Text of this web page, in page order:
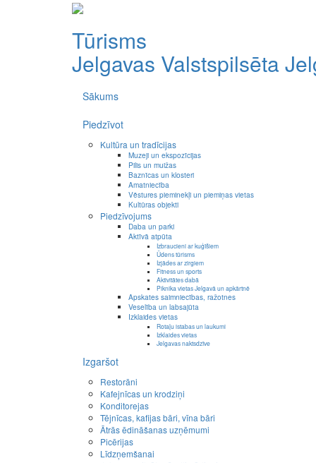
Tūrisms
Jelgavas Valstspilsēta
Sākums
Piedzīvot
Kultūra un tradīcijas
Muzeji un ekspozīcijas
Pilis un muižas
Baznīcas un klosteri
Amatniecība
Vēstures pieminekļi un piemiņas vietas
Kultūras objekti
Piedzīvojums
Daba un parki
Aktīvā atpūta
Izbraucieni ar kuģīšiem
Ūdens tūrisms
Izjādes ar zirgiem
Fitness un sports
Aktivitātes dabā
Piknika vietas Jelgavā un apkārtnē
Apskates saimniecības, ražotnes
Veselība un labsajūta
Izklaides vietas
Rotaļu istabas un laukumi
Izklaides vietas
Jelgavas naktsdzīve
Izgaršot
Restorāni
Kafejnīcas un krodziņi
Konditorejas
Tējnīcas, kafijas bāri, vīna bāri
Ātrās ēdināšanas uzņēmumi
Picērijas
Līdzņemšanai